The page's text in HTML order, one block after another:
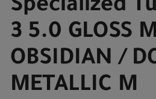
Specialized
3 5.0 GLOSS
OBSIDIAN /
METALLIC M